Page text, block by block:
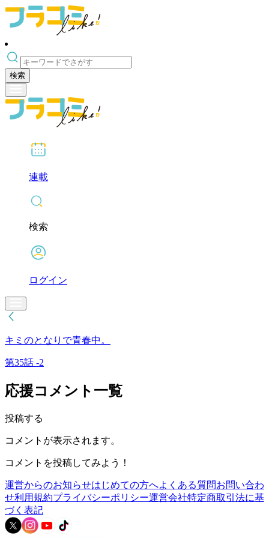
検索
連載
検索
ログイン
キミのとなりで青春中。
第35話 -2
応援コメント一覧
投稿する
コメントが表示されます。
コメントを投稿してみよう！
運営からのお知らせはじめての方へよくある質問お問い合わ
せ利用規約プライバシーポリシー運営会社特定商取引法に基
づく表記